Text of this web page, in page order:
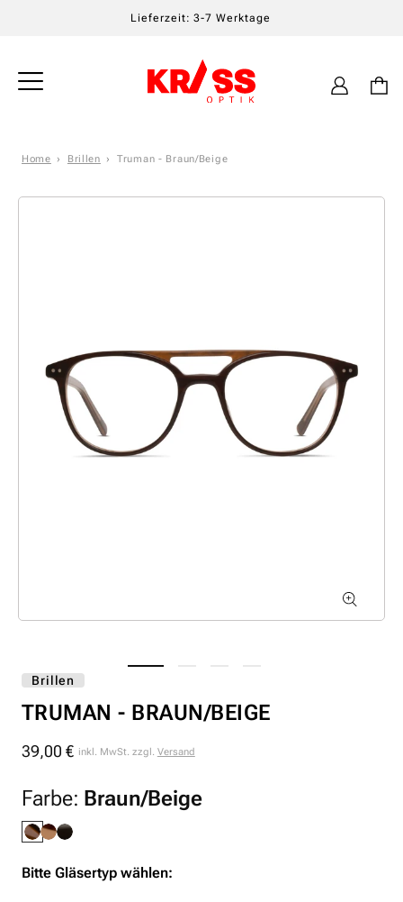
Lieferzeit: 3-7 Werktage
Einloggen
Home Brillen Truman - Braun/Beige
Brillen
TRUMAN - BRAUN/BEIGE
Normaler
39,00 € inkl. MwSt. zzgl. Versand
Farbe: Braun/Beige
Bitte Gläsertyp wählen: